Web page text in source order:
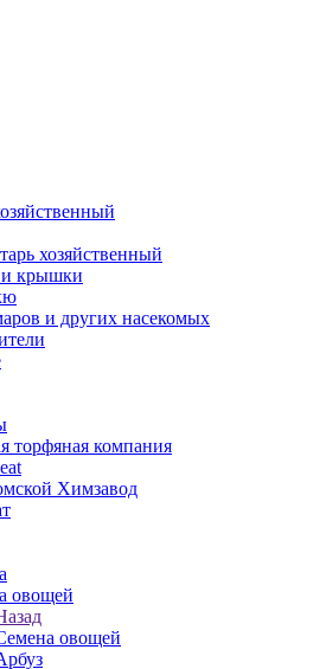
хозяйственный
крышки
и других насекомых
торфяная компания
Химзавод
овощей
овощей